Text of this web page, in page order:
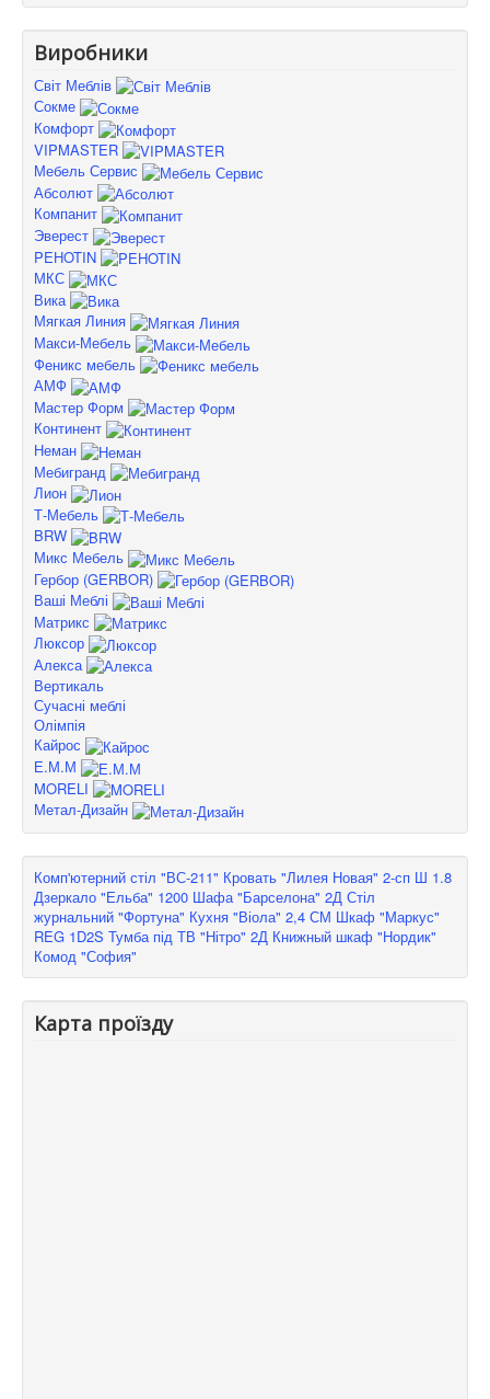
Виробники
Світ Меблів
Сокме
Комфорт
VIPMASTER
Мебель Сервис
Абсолют
Компанит
Эверест
PEHOTIN
МКС
Вика
Мягкая Линия
Макси-Мебель
Феникс мебель
АМФ
Мастер Форм
Континент
Неман
Мебигранд
Лион
Т-Мебель
BRW
Микс Мебель
Гербор (GERBOR)
Ваші Меблі
Матрикс
Люксор
Алекса
Вертикаль
Сучасні меблі
Олімпія
Кайрос
Е.М.М
MORELI
Метал-Дизайн
Комп'ютерний стіл "ВС-211" Кровать "Лилея Новая" 2-сп Ш 1.8
Дзеркало "Ельба" 1200 Шафа "Барселона" 2Д Стіл
журнальний "Фортуна" Кухня "Віола" 2,4 СМ Шкаф "Маркус"
REG 1D2S Тумба під ТВ "Нітро" 2Д Книжный шкаф "Нордик"
Комод "София"
Карта проїзду